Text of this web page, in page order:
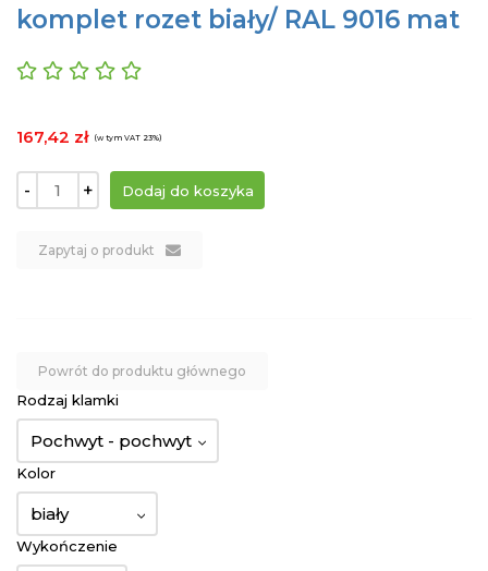
komplet rozet biały/ RAL 9016 mat
167,42 zł (w tym VAT 23%)
- +
Zapytaj o produkt
Powrót do produktu głównego
Rodzaj klamki
Pochwyt - pochwyt
Kolor
biały
Wykończenie